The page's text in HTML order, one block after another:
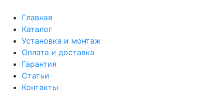
Главная
Каталог
Установка и монтаж
Оплата и доставка
Гарантия
Статьи
Контакты